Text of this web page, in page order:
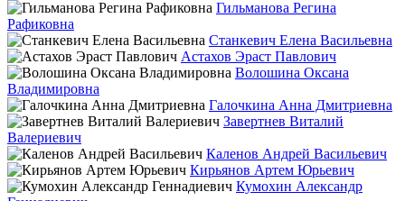
Гильманова Регина
Рафиковна
Станкевич Елена Васильевна
Астахов Эраст Павлович
Волошина Оксана
Владимировна
Галочкина Анна Дмитриевна
Завертнев Виталий
Валериевич
Каленов Андрей Васильевич
Кирьянов Артем Юрьевич
Кумохин Александр